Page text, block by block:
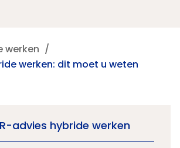
werken
werken: dit moet u weten
advies hybride werken